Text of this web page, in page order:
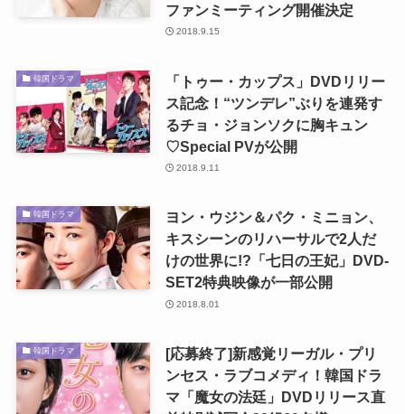
ファンミーティング開催決定
2018.9.15
韓国ドラマ
「トゥー・カップス」DVDリリー
ス記念！“ツンデレ”ぶりを連発す
るチョ・ジョンソクに胸キュン
♡Special PVが公開
2018.9.11
韓国ドラマ
ヨン・ウジン＆パク・ミニョン、
キスシーンのリハーサルで2人だ
けの世界に!?「七日の王妃」DVD-
SET2特典映像が一部公開
2018.8.01
韓国ドラマ
[応募終了]新感覚リーガル・プリ
ンセス・ラブコメディ！韓国ドラ
マ「魔女の法廷」DVDリリース直